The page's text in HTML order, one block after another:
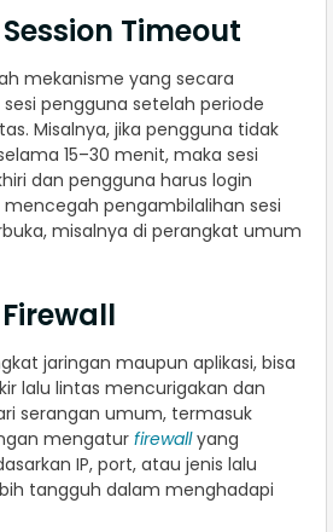
Timeout
mekanisme yang secara
pengguna setelah periode
Misalnya, jika pengguna tidak
15–30 menit, maka sesi
dan pengguna harus login
pengambilalihan sesi
misalnya di perangkat umum
jaringan maupun aplikasi, bisa
lalu lintas mencurigakan dan
serangan umum, termasuk
mengaturfirewallyang
IP, port, atau jenis lalu
tangguh dalam menghadapi